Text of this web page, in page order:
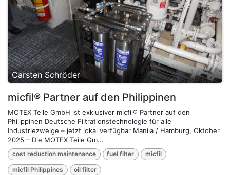
Carsten Schröder
micfil® Partner auf den Philippinen
MOTEX Teile GmbH ist exklusiver micfil® Partner auf den
Philippinen Deutsche Filtrationstechnologie für alle
Industriezweige – jetzt lokal verfügbar Manila / Hamburg, Oktober
2025 – Die MOTEX Teile Gm...
cost reduction maintenance fuel filter micfil
micfil Philippines oil filter